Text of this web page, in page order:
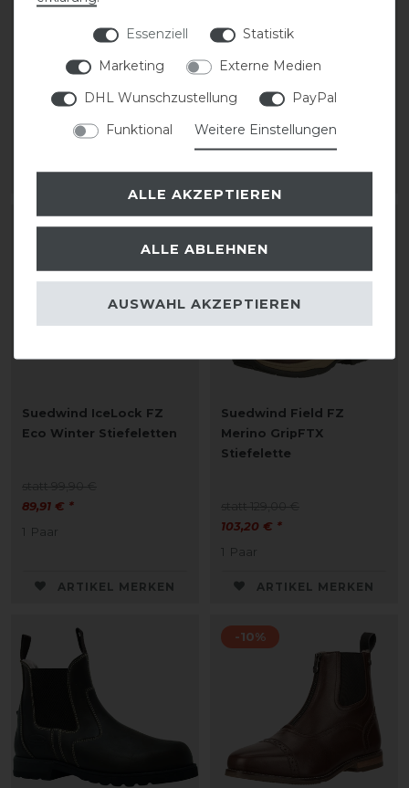
109,95 € *
ARTIKEL MERKEN
Stiefelette Konik mit
Zehenschutzkappe
ARTIKEL MERKEN
-10%
Suedwind IceLock FZ
Eco Winter Stiefeletten
89,91 € *
1 Paar
ARTIKEL MERKEN
-20%
Suedwind Field FZ
Merino GripFTX
Stiefelette
103,20 € *
1 Paar
ARTIKEL MERKEN
-10%
Essenziell
Statistik
Marketing
Externe Medien
DHL Wunschzustellung
PayPal
Funktional
Weitere Einstellungen
ALLE AKZEPTIEREN
ALLE ABLEHNEN
AUSWAHL AKZEPTIEREN